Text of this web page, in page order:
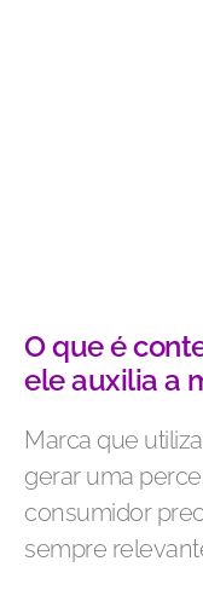
O que é
ele auxilia a
Marca que
gerar uma
consumidor
sempre